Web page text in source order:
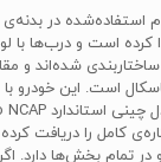
کرده است و درب‌ها با
شده‌اند و
کامل را دریافت
در تمام بخش‌ها دارد.